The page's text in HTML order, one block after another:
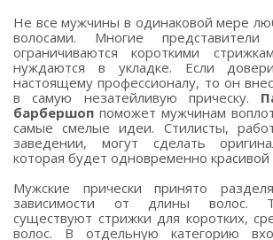
Не все мужчины в одинаковой мере
волосами. Многие представители
ограничиваются короткими
нуждаются в укладке. Если
настоящему профессионалу, то он
в самую незатейливую прическу.
барбершоп поможет мужчинам
самые смелые идеи. Стилисты,
заведении, могут сделать
которая будет одновременно красивой
Мужские прически принято
зависимости от длины волос.
существуют стрижки для коротких,
волос. В отдельную категорию